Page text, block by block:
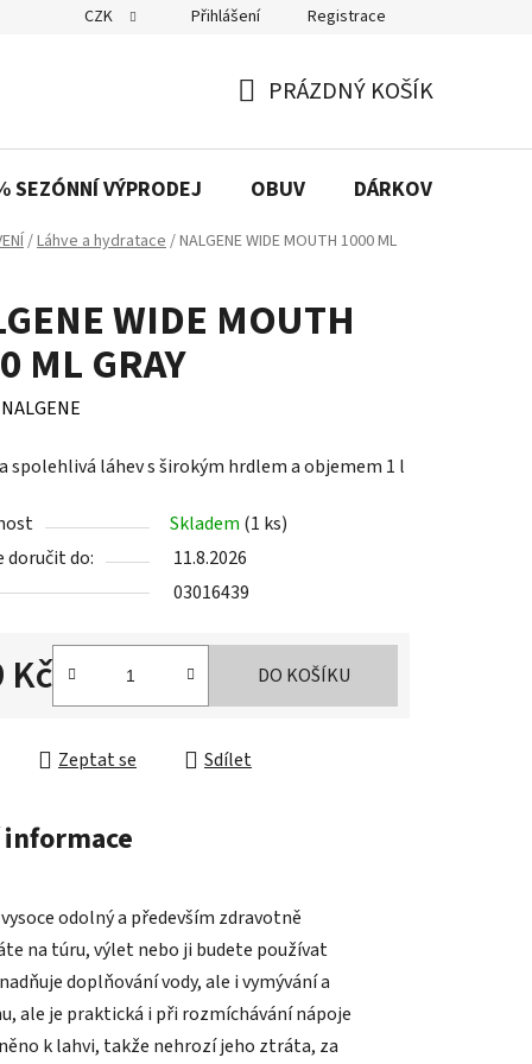
CZK Přihlášení Registrace
KOŠÍK
PRÁZDNÝ KOŠÍK
SEZÓNNÍ VÝPRODEJ OBUV DÁRKOVÉ
/Láhve a hydratace/NALGENE WIDE MOUTH 1000 ML
WIDE MOUTH
ML GRAY
NALGENE
spolehlivá láhev s širokým hrdlem a objemem 1 l
Skladem (1 ks)
doručit do:
11.8.2026
03016439
Kč DO KOŠÍKU
Zeptat se Sdílet
odolný a především zdravotně
na túru, výlet nebo ji budete používat
doplňování vody, ale i vymývání a
ale je praktická i při rozmíchávání nápoje
k lahvi, takže nehrozí jeho ztráta, za